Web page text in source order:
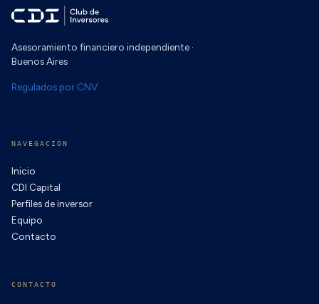
Asesoramiento financiero independiente ·
Buenos Aires
Regulados por CNV
NAVEGACIÓN
Inicio
CDI Capital
Perfiles de inversor
Equipo
Contacto
CONTACTO